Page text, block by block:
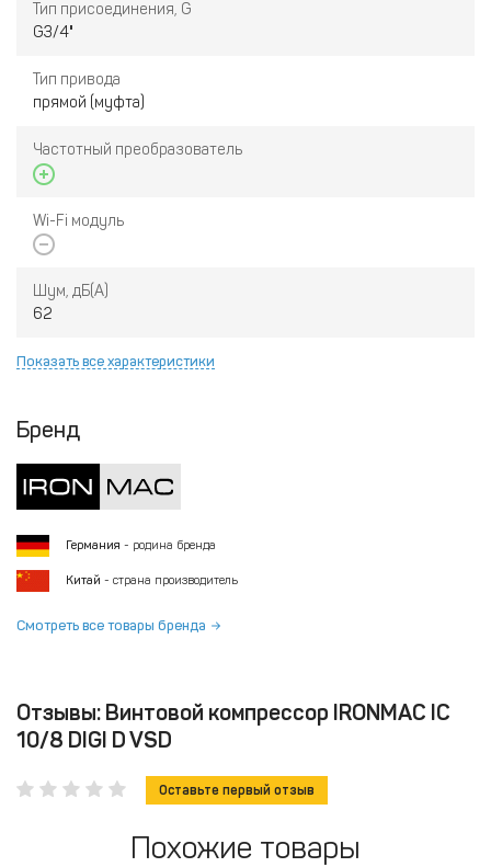
Тип присоединения, G
G3/4"
Тип привода
прямой (муфта)
Частотный преобразователь
Wi-Fi модуль
Шум, дБ(А)
62
Показать все характеристики
Бренд
Германия - родина бренда
Китай - страна производитель
Смотреть все товары бренда
Отзывы: Винтовой компрессор IRONMAC IC
10/8 DIGI D VSD
Оставьте первый отзыв
Похожие товары